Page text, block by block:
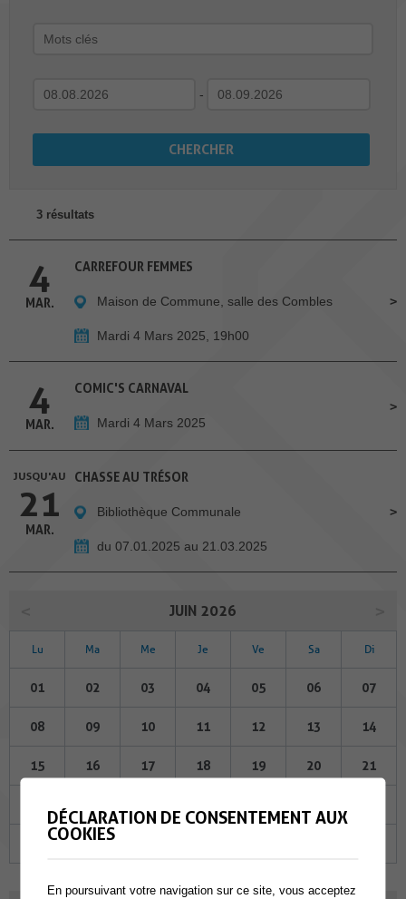
-
3 résultats
4
MAR.
CARREFOUR FEMMES
Maison de Commune, salle des Combles
Mardi 4 Mars 2025, 19h00
4
MAR.
COMIC'S CARNAVAL
Mardi 4 Mars 2025
JUSQU'AU
21
MAR.
CHASSE AU TRÉSOR
Bibliothèque Communale
du 07.01.2025 au 21.03.2025
JUIN 2026
Lu Ma Me Je Ve Sa Di
01 02 03 04 05 06 07
08 09 10 11 12 13 14
15 16 17 18 19 20 21
30
DÉCLARATION DE CONSENTEMENT AUX
COOKIES
En poursuivant votre navigation sur ce site, vous acceptez